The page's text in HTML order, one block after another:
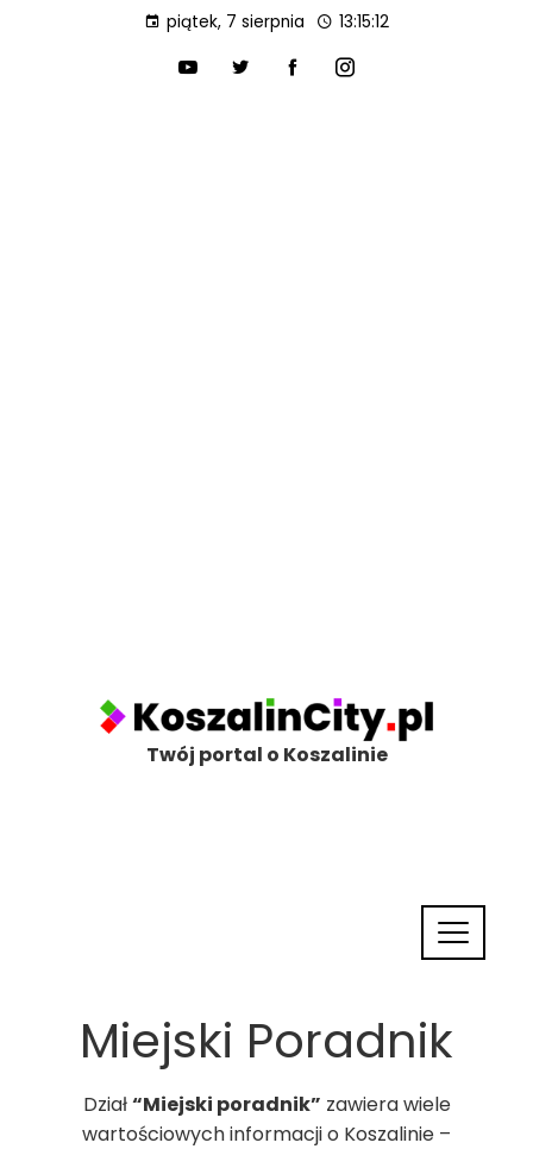
piątek, 7 sierpnia 13:15:13
Twój portal o Koszalinie
Miejski Poradnik
Dział“Miejski poradnik” zawiera wiele
wartościowych informacji o Koszalinie –